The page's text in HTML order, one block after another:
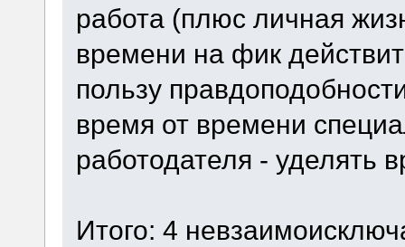
работа (плюс личная
времени на фик
пользу
время от времени
работодателя - уделять
Итого: 4